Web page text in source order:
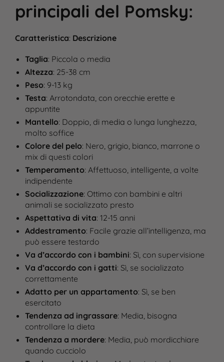
principali del Pomsky:
Caratteristica: Descrizione
Taglia: Piccola o media
Altezza: 25-38 cm
Peso: 9-13 kg
Testa: Arrotondata, con orecchie erette e
appuntite
Mantello: Doppio, di media o lunga lunghezza,
molto soffice
Colore del pelo: Nero, grigio, bianco, marrone o
mix di questi colori
Temperamento: Affettuoso, intelligente, a volte
indipendente
Socializzazione: Ottimo con bambini e altri
animali se socializzato presto
Aspettativa di vita: 12-15 anni
Addestramento: Facile grazie all’intelligenza, ma
può essere testardo
Va d’accordo con i bambini: Sì, con supervisione
Va d’accordo con i gatti: Sì, se socializzato
correttamente
Adatto per un appartamento: Sì, se ben
esercitato
Tendenza ad ingrassare: Media, bisogna
controllare la dieta
Tendenza a mordere: Media, può mordicchiare
quando cucciolo